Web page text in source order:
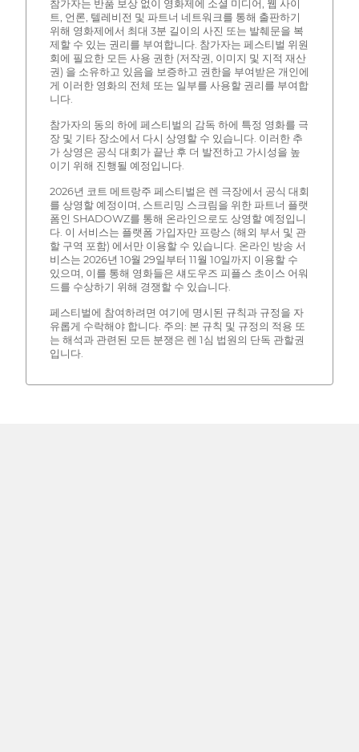
참가자는 반품 보상 없이 영화제에 소셜 미디어, 웹 사이
트, 언론, 텔레비전 및 파트너 네트워크를 통해 출판하기
위해 영화제에서 최대 3분 길이의 사진 또는 발췌문을 복
제할 수 있는 권리를 부여합니다. 참가자는 페스티벌 위원
회에 필요한 모든 사용 권한 (저작권, 이미지 및 지적 재산
권) 을 소유하고 있음을 보증하고 권한을 부여받은 개인에
게 이러한 영화의 전체 또는 일부를 사용할 권리를 부여합
니다.
참가자의 동의 하에 페스티벌의 감독 하에 특정 영화를 극
장 및 기타 장소에서 다시 상영할 수 있습니다. 이러한 추
가 상영은 공식 대회가 끝난 후 더 발전하고 가시성을 높
이기 위해 진행될 예정입니다.
2026년 코트 메트랑주 페스티벌은 렌 극장에서 공식 대회
를 상영할 예정이며, 스트리밍 스크림을 위한 파트너 플랫
폼인 SHADOWZ를 통해 온라인으로도 상영할 예정입니
다. 이 서비스는 플랫폼 가입자만 프랑스 (해외 부서 및 관
할 구역 포함) 에서만 이용할 수 있습니다. 온라인 방송 서
비스는 2026년 10월 29일부터 11월 10일까지 이용할 수
있으며, 이를 통해 영화들은 섀도우즈 피플스 초이스 어워
드를 수상하기 위해 경쟁할 수 있습니다.
페스티벌에 참여하려면 여기에 명시된 규칙과 규정을 자
유롭게 수락해야 합니다. 주의: 본 규칙 및 규정의 적용 또
는 해석과 관련된 모든 분쟁은 렌 1심 법원의 단독 관할권
입니다.